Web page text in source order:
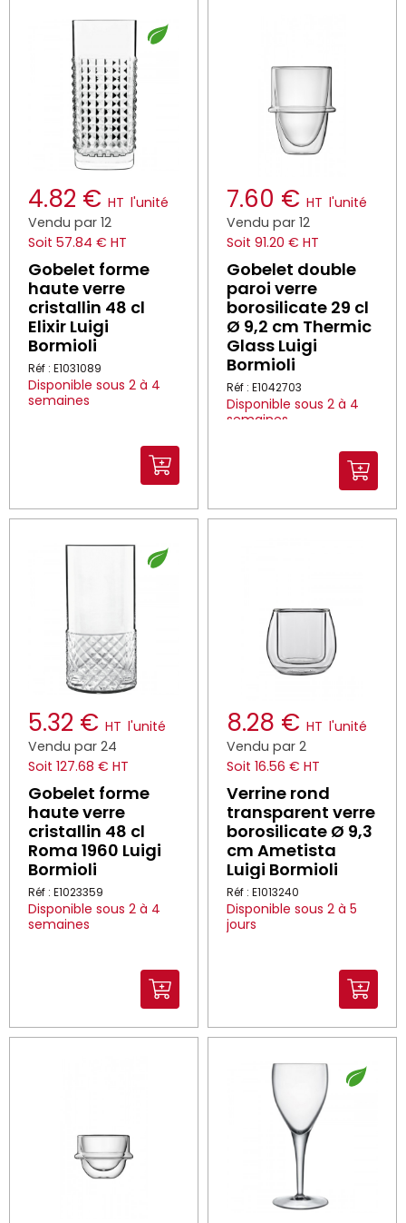
4.82 € HT l'unité
Vendu par 12
Soit 57.84 € HT
Gobelet forme
haute verre
cristallin 48 cl
Elixir Luigi
Bormioli
Réf : E1031089
Disponible sous 2 à 4
semaines
7.60 € HT l'unité
Vendu par 12
Soit 91.20 € HT
Gobelet double
paroi verre
borosilicate 29 cl
Ø 9,2 cm Thermic
Glass Luigi
Bormioli
Réf : E1042703
Disponible sous 2 à 4
semaines
5.32 € HT l'unité
Vendu par 24
Soit 127.68 € HT
Gobelet forme
haute verre
cristallin 48 cl
Roma 1960 Luigi
Bormioli
Réf : E1023359
Disponible sous 2 à 4
semaines
8.28 € HT l'unité
Vendu par 2
Soit 16.56 € HT
Verrine rond
transparent verre
borosilicate Ø 9,3
cm Ametista
Luigi Bormioli
Réf : E1013240
Disponible sous 2 à 5
jours